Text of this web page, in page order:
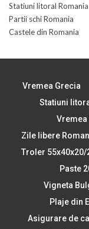
Statiuni litoral Romania
Partii schi Romania
Castele din Romania
Vremea Grecia
Statiuni
Vremea
Zile libere
Troler 55x40x20/
Paste
Vigneta
Plaje din
Asigurare de